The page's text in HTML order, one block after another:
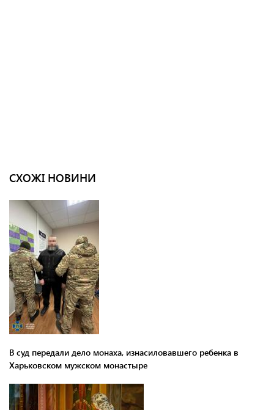
СХОЖІ НОВИНИ
В суд передали дело монаха, изнасиловавшего ребенка в
Харьковском мужском монастыре